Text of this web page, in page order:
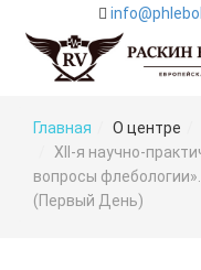
Главная О центре
XII-я научно-
вопросы
(Первый День)